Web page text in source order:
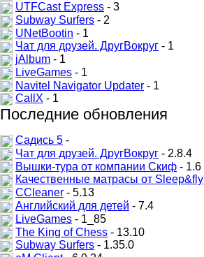
UTFCast Express - 3
Subway Surfers - 2
UNetBootin - 1
Чат для друзей. ДругВокруг - 1
jAlbum - 1
LiveGames - 1
Navitel Navigator Updater - 1
CallX - 1
Последние обновления
Садись 5 -
Чат для друзей. ДругВокруг - 2.8.4
Вышки-тура от компании Скиф - 1.6
Качественные матрасы от Sleep&fly
CCleaner - 5.13
Английский для детей - 7.4
LiveGames - 1_85
The King of Chess - 13.10
Subway Surfers - 1.35.0